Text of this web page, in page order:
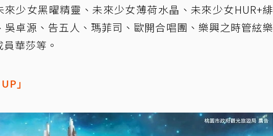
少女黑曜精靈、未來少女薄荷水晶、未來少女HUR+緋
卓源、告五人、瑪菲司、歐開合唱團、樂興之時管絃樂
華莎等。
」